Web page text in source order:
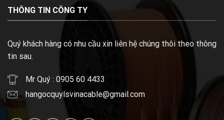
THÔNG TIN CÔNG TY
Quý khách hàng có nhu cầu xin liên hệ chúng thôi theo thông
tin sau.
Mr Quý : 0905 60 4433
hangocquylsvinacable@gmail.com